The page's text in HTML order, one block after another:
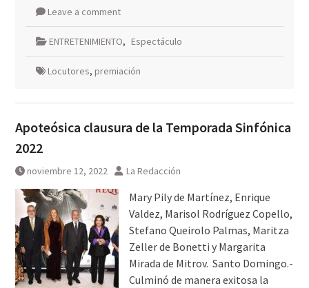
Leave a comment
ENTRETENIMIENTO, Espectáculo
Locutores, premiación
Apoteósica clausura de la Temporada Sinfónica
2022
noviembre 12, 2022 La Redacción
Mary Pily de Martínez, Enrique
Valdez, Marisol Rodríguez Copello,
Stefano Queirolo Palmas, Maritza
Zeller de Bonetti y Margarita
Mirada de Mitrov. Santo Domingo.-
Culminó de manera exitosa la